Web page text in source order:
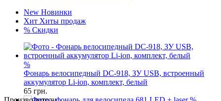
New Новинки
Хит Хиты продаж
% Скидки
%
Фонарь велосипедный DC-918, ЗУ USB, встроенный
аккумулятор Li-ion, комплект, белый
65 грн.